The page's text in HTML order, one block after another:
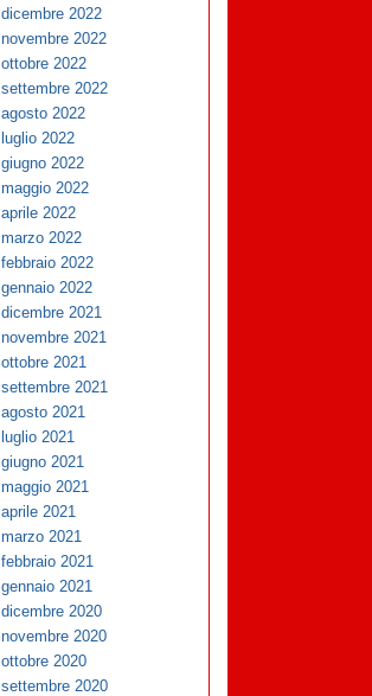
dicembre 2022
novembre 2022
ottobre 2022
settembre 2022
agosto 2022
luglio 2022
giugno 2022
maggio 2022
aprile 2022
marzo 2022
febbraio 2022
gennaio 2022
dicembre 2021
novembre 2021
ottobre 2021
settembre 2021
agosto 2021
luglio 2021
giugno 2021
maggio 2021
aprile 2021
marzo 2021
febbraio 2021
gennaio 2021
dicembre 2020
novembre 2020
ottobre 2020
settembre 2020